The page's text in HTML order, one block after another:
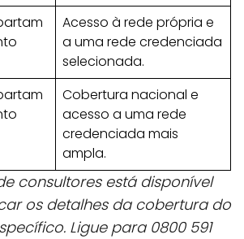
Acesso à rede própria e
a uma rede credenciada
selecionada.
Cobertura nacional e
acesso a uma rede
credenciada mais
ampla.
consultores está disponível
os detalhes da cobertura do
Ligue para 0800 591